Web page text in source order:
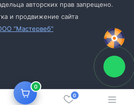
0
0
авторских прав запрещено.
и продвижение сайта
"Мастервеб"